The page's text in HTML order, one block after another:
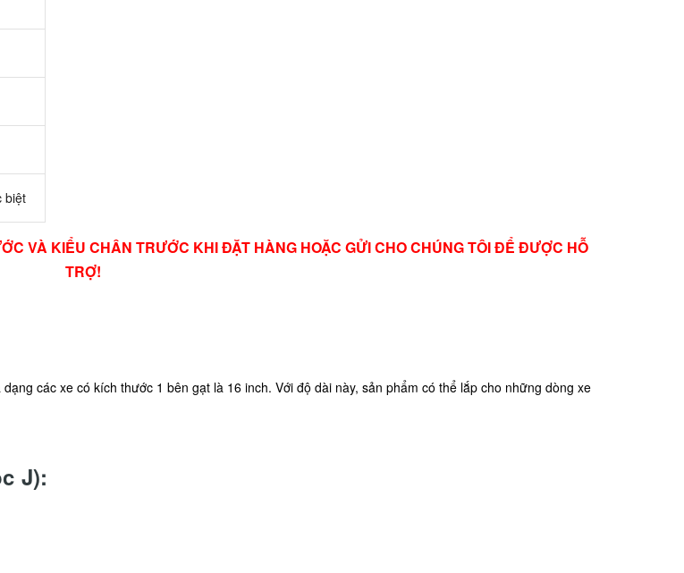
biệt
VÀ KIỂU CHÂN TRƯỚC KHI ĐẶT HÀNG HOẶC GỬI CHO CHÚNG TÔI ĐỂ ĐƯỢC HỖ
TRỢ!
các xe có kích thước 1 bên gạt là 16 inch. Với độ dài này, sản phẩm có thể lắp cho những dòng xe
J):